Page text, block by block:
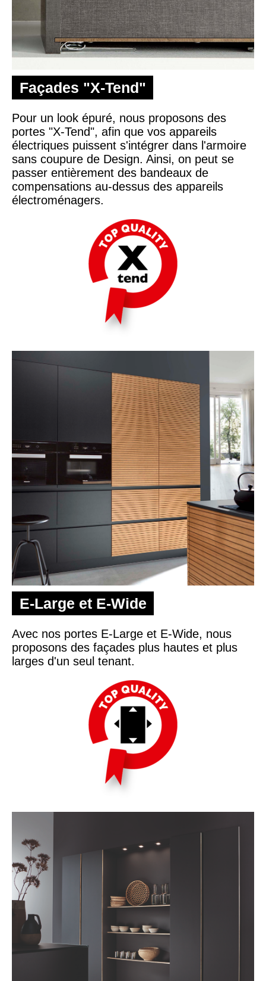
Façades "X-Tend"
Pour un look épuré, nous proposons des
portes "X-Tend", afin que vos appareils
électriques puissent s'intégrer dans l'armoire
sans coupure de Design. Ainsi, on peut se
passer entièrement des bandeaux de
compensations au-dessus des appareils
électroménagers.
E-Large et E-Wide
Avec nos portes E-Large et E-Wide, nous
proposons des façades plus hautes et plus
larges d'un seul tenant.